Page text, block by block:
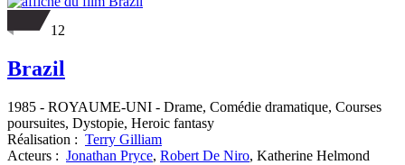
12
Brazil
1985 - ROYAUME-UNI - Drame, Comédie dramatique, Courses
poursuites, Dystopie, Heroic fantasy
Réalisation : Terry Gilliam
Acteurs : Jonathan Pryce, Robert De Niro, Katherine Helmond